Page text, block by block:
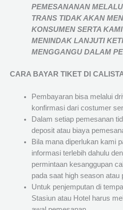
PEMESANANAN
TRANSTIDAK AKAN
KONSUMEN SERTA
MENINDAK LANJUTI
MENGGANGU DALAM
CARA BAYAR TIKET DI
Pembayaran bisa melalui
konfirmasi dari costumer
Dalam setiap pemesanan
deposit atau biaya
Bila mana diperlukan kami
informasi terlebih dahulu
permintaan kesanggupan
pada saat high season atau
Untuk penjemputan di
Stasiun atau Hotel harus